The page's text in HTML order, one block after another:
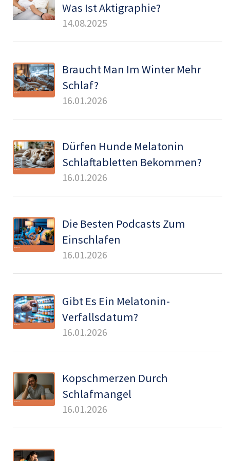
Was Ist Aktigraphie?
14.08.2025
Braucht Man Im Winter Mehr
Schlaf?
16.01.2026
Dürfen Hunde Melatonin
Schlaftabletten Bekommen?
16.01.2026
Die Besten Podcasts Zum
Einschlafen
16.01.2026
Gibt Es Ein Melatonin-
Verfallsdatum?
16.01.2026
Kopschmerzen Durch
Schlafmangel
16.01.2026